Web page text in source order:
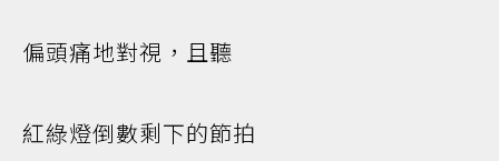
偏頭痛地對視，且聽
紅綠燈倒數剩下的節拍